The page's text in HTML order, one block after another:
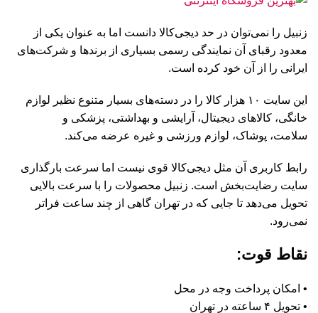
زنبیل را نمی‌توان در حد دیجی‌کالا دانست اما به عنوان یکی از
معدود رقبای آن نمایندگی رسمی بسیاری از برند‌ها و شرکت‌های
ایرانی را از آن خود کرده است.
این سایت ۱۰ هزار کالا را در دسته‌های بسیار متنوع نظیر لوازم
خانگی، کالاهای دیجیتال، آرایشی و بهداشتی، پزشکی و
سلامت، پوشاک، لوازم ورزشی و غیره عرضه می‌کند.
رابط کاربری آن مثل دیجی‌کالا قوی نیست اما سرعت بارگذاری
سایت رضایت‌بخش است. زنبیل محصولات را با سرعت بالایی
تحویل می‌دهد تا جایی که در تهران گاهی از چند ساعت فراتر
نمی‌رود.
نقاط قوت:
• امکان پرداخت وجه در محل
• تحویل ۴ ساعته در تهران